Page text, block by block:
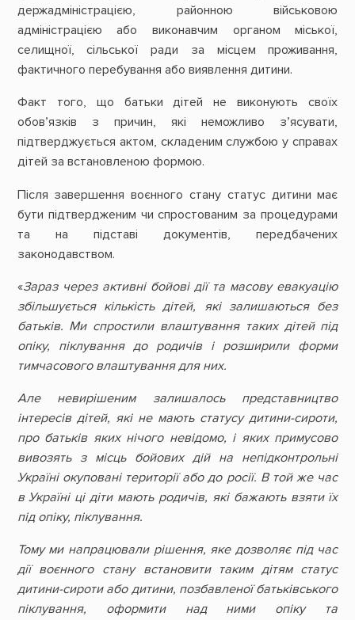
держадміністрацією, районною військовою
адміністрацією або виконавчим органом міської,
селищної, сільської ради за місцем проживання,
фактичного перебування або виявлення дитини.
Факт того, що батьки дітей не виконують своїх
обов’язків з причин, які неможливо з’ясувати,
підтверджується актом, складеним службою у справах
дітей за встановленою формою.
Після завершення воєнного стану статус дитини має
бути підтвердженим чи спростованим за процедурами
та на підставі документів, передбачених
законодавством.
«Зараз через активні бойові дії та масову евакуацію
збільшується кількість дітей, які залишаються без
батьків. Ми спростили влаштування таких дітей під
опіку, піклування до родичів і розширили форми
тимчасового влаштування для них.
Але невирішеним залишалось представництво
інтересів дітей, які не мають статусу дитини-сироти,
про батьків яких нічого невідомо, і яких примусово
вивозять з місць бойових дій на непідконтрольні
Україні окуповані території або до росії. В той же час
в Україні ці діти мають родичів, які бажають взяти їх
під опіку, піклування.
Тому ми напрацювали рішення, яке дозволяє під час
дії воєнного стану встановити таким дітям статус
дитини-сироти або дитини, позбавленої батьківського
піклування, оформити над ними опіку та